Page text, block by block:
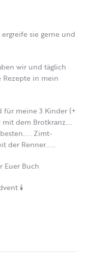
sie gerne und
wir und täglich
Rezepte in mein
für meine 3 Kinder (+
dem Brotkranz….
Zimt-
der Renner……
Euer Buch
🕯